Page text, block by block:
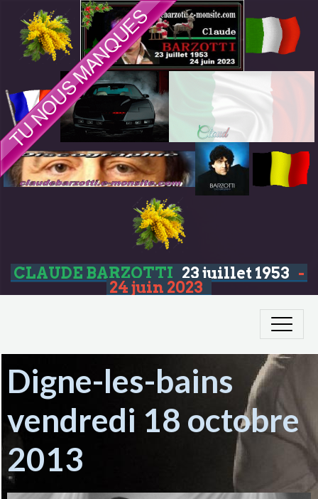
CLAUDE BARZOTTI 23 juillet 1953 -
24 juin 2023
Digne-les-bains
vendredi 18 octobre
2013